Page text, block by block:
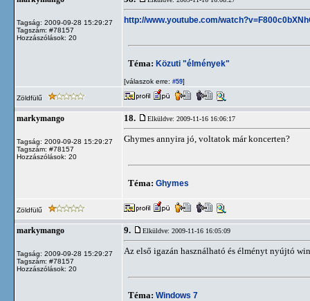
Tagság: 2009-09-28 15:29:27
Tagszám: #78157
Hozzászólások: 20
http://www.youtube.com/
Téma: Közuti "élmények"
[válaszok erre: #59]
Zöldfülű
markymango
Tagság: 2009-09-28 15:29:27
Tagszám: #78157
Hozzászólások: 20
18. Elküldve: 2009-11-16 16:06:17
Ghymes annyira jó, voltatok már koncerten?
Téma: Ghymes
Zöldfülű
markymango
Tagság: 2009-09-28 15:29:27
Tagszám: #78157
Hozzászólások: 20
9. Elküldve: 2009-11-16 16:05:09
Az első igazán használható és élményt nyújtó
Téma: Windows 7